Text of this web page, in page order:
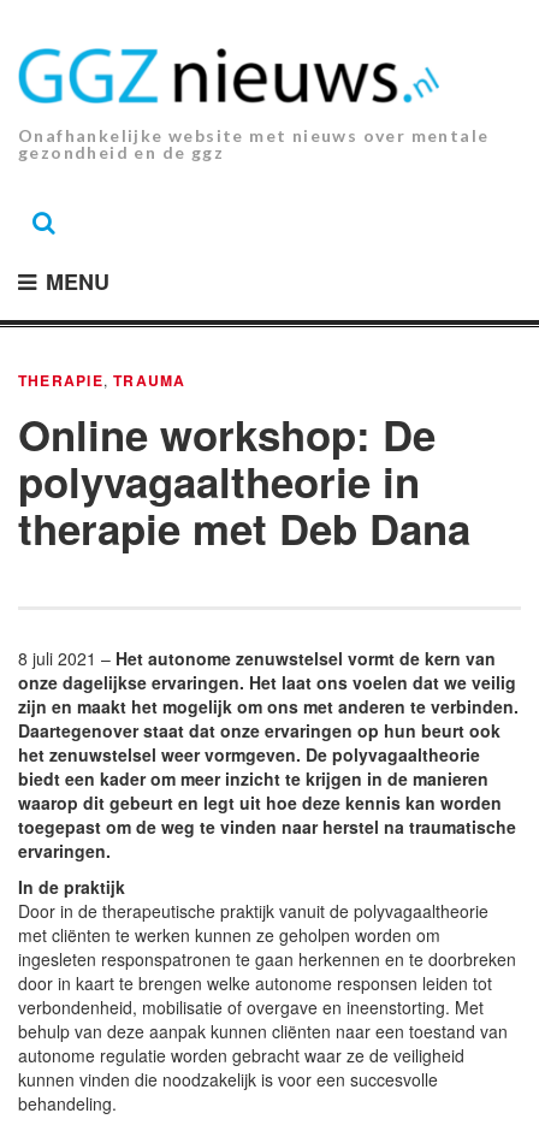
inhoud.
Onafhankelijke website met nieuws over mentale
gezondheid en de ggz
MENU
THERAPIE,TRAUMA
Online workshop: De
polyvagaaltheorie in
therapie met Deb Dana
8 juli 2021 – Het autonome zenuwstelsel vormt de kern van
onze dagelijkse ervaringen. Het laat ons voelen dat we veilig
zijn en maakt het mogelijk om ons met anderen te verbinden.
Daartegenover staat dat onze ervaringen op hun beurt ook
het zenuwstelsel weer vormgeven. De polyvagaaltheorie
biedt een kader om meer inzicht te krijgen in de manieren
waarop dit gebeurt en legt uit hoe deze kennis kan worden
toegepast om de weg te vinden naar herstel na traumatische
ervaringen.
In de praktijk
Door in de therapeutische praktijk vanuit de polyvagaaltheorie
met cliënten te werken kunnen ze geholpen worden om
ingesleten responspatronen te gaan herkennen en te doorbreken
door in kaart te brengen welke autonome responsen leiden tot
verbondenheid, mobilisatie of overgave en ineenstorting. Met
behulp van deze aanpak kunnen cliënten naar een toestand van
autonome regulatie worden gebracht waar ze de veiligheid
kunnen vinden die noodzakelijk is voor een succesvolle
behandeling.